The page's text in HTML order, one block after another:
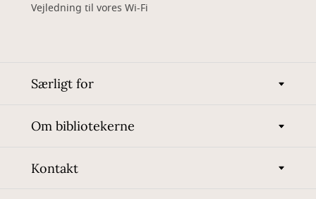
Vejledning til vores Wi-Fi
Særligt for
Om bibliotekerne
Kontakt